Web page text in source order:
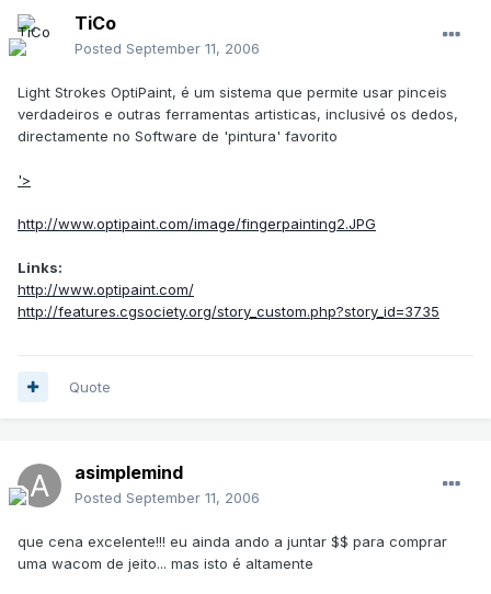
TiCo
Posted September 11, 2006
Light Strokes OptiPaint, é um sistema que permite usar pinceis
verdadeiros e outras ferramentas artisticas, inclusivé os dedos,
directamente no Software de 'pintura' favorito
'>
http://www.optipaint.com/image/fingerpainting2.JPG
Links:
http://www.optipaint.com/
http://features.cgsociety.org/story_custom.php?story_id=3735
Quote
asimplemind
Posted September 11, 2006
que cena excelente!!! eu ainda ando a juntar $$ para comprar
uma wacom de jeito... mas isto é altamente